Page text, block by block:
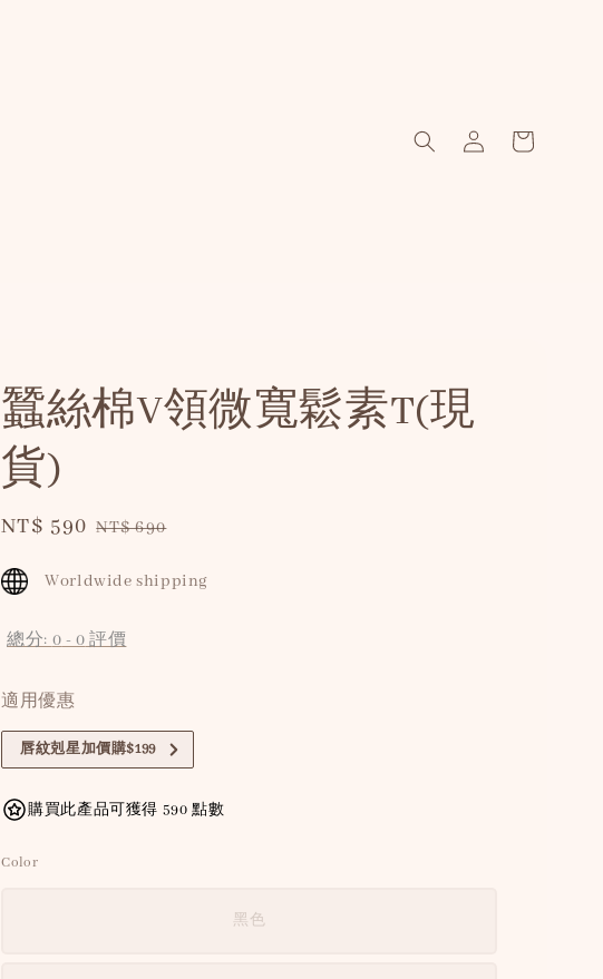
蠶絲棉V領微寬鬆素T(現
貨)
Sale
NT$ 590 Regular
NT$ 690
Worldwide shipping
總分: 0 -0 評價
適用優惠
唇紋剋星加價購$199
購買此產品可獲得 590 點數
Color
黑色